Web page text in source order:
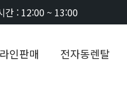
간 : 12:00 ~ 13:00
인판매 전자동렌탈